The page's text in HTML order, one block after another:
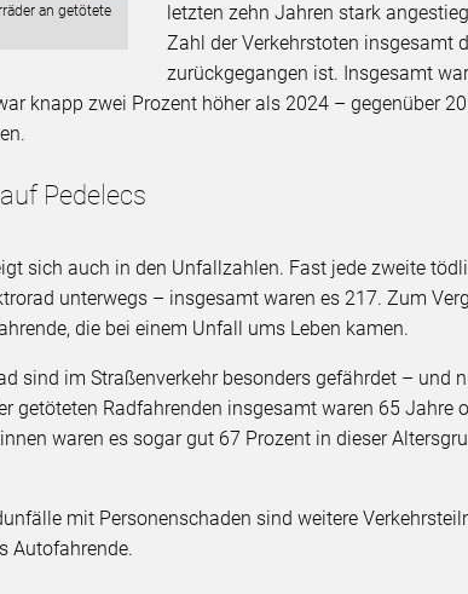
an getötete
letzten zehn Jahren stark
Zahl der Verkehrstoten insgesamt
zurückgegangen ist. Insgesamt
knapp zwei Prozent höher als 2024 – gegenüber
Pedelecs
sich auch in den Unfallzahlen. Fast jede zweite
unterwegs – insgesamt waren es 217. Zum
die bei einem Unfall ums Leben kamen.
sind im Straßenverkehr besonders gefährdet – und
getöteten Radfahrenden insgesamt waren 65 Jahre
waren es sogar gut 67 Prozent in dieser
mit Personenschaden sind weitere
Autofahrende.